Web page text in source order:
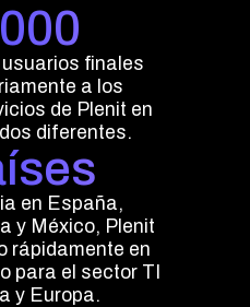
finales
a los
de Plenit en
diferentes.
en España,
y México, Plenit
rápidamente en
para el sector TI
y Europa.